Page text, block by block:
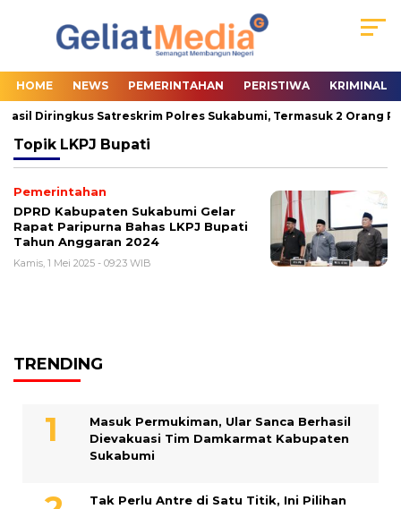
HOME NEWS PEMERINTAHAN PERISTIWA KRIMINAL
Diringkus Satreskrim Polres Sukabumi, Termasuk 2 Orang
Topik LKPJ Bupati
Pemerintahan
DPRD Kabupaten Sukabumi Gelar
Rapat Paripurna Bahas LKPJ Bupati
Tahun Anggaran 2024
Kamis, 1 Mei 2025 - 09:23 WIB
TRENDING
Masuk Permukiman, Ular Sanca Berhasil
Dievakuasi Tim Damkarmat Kabupaten
Sukabumi
Tak Perlu Antre di Satu Titik, Ini Pilihan